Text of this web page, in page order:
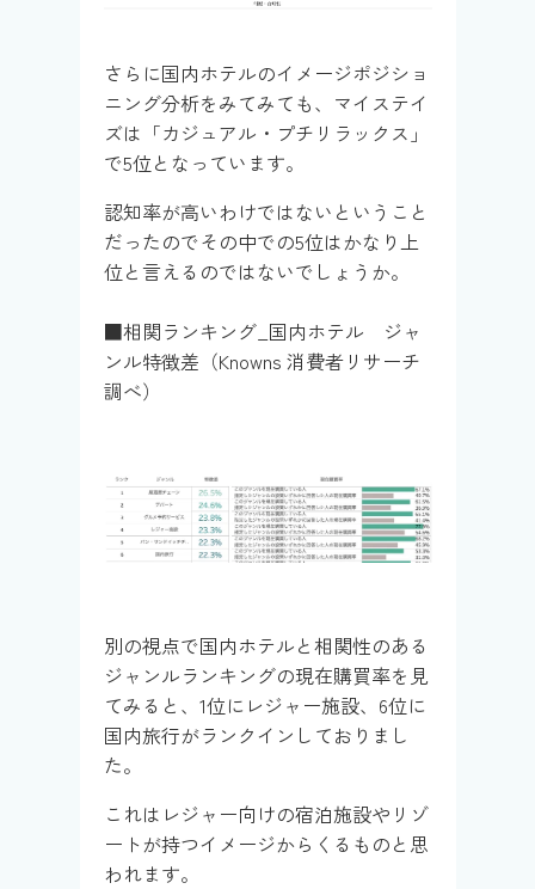
さらに国内ホテルのイメージポジショ
ニング分析をみてみても、マイステイ
ズは「カジュアル・プチリラックス」
で5位となっています。
認知率が高いわけではないということ
だったのでその中での5位はかなり上
位と言えるのではないでしょうか。
■相関ランキング_国内ホテル ジャ
ンル特徴差（Knowns 消費者リサーチ
調べ）
別の視点で国内ホテルと相関性のある
ジャンルランキングの現在購買率を見
てみると、1位にレジャー施設、6位に
国内旅行がランクインしておりまし
た。
これはレジャー向けの宿泊施設やリゾ
ートが持つイメージからくるものと思
われます。